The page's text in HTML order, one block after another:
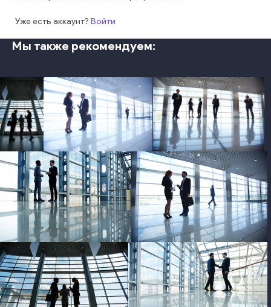
Уже есть аккаунт? Войти
Мы также рекомендуем:
photo photo photo
photo photo